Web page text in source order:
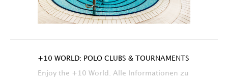
+10 WORLD: POLO CLUBS & TOURNAMENTS
Enjoy the +10 World. Alle Informationen zu